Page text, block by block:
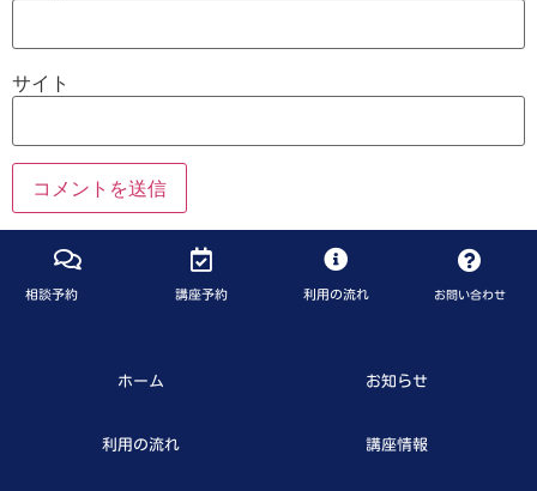
サイト
相談予約 講座予約 利用の流れ お問い合わせ
ホーム お知らせ
利用の流れ 講座情報